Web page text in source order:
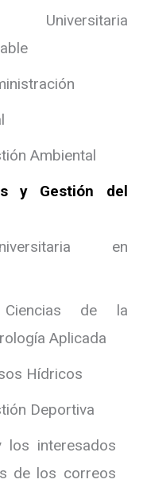
Ambiental
y Gestión del
en
Ciencias de la
Aplicada
Hídricos
Deportiva
los interesados
de los correos